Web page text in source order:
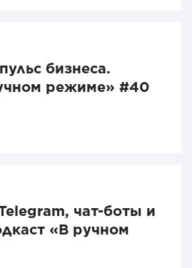
бизнеса.
режиме» #40
чат-боты и
«В ручном